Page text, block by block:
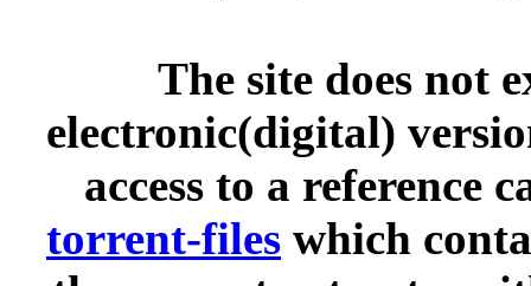
The site does not
electronic(digital)
access to a reference
torrent-files which